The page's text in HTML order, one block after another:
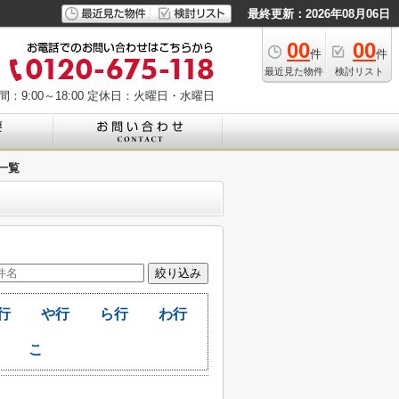
最終更新：2026年08月06日
00件
最近見た物件
00件
検討リスト
：9:00～18:00 定休日：火曜日・水曜日
覧
や行 ら行 わ行
こ